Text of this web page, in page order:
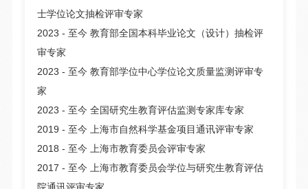
士学位论文抽检评审专家
2023 - 至今 教育部全国本科毕业论文（设计）抽检评
审专家
2023 - 至今 教育部学位中心学位论文质量监测评审专
家
2023 - 至今 全国研究生教育评估监测专家库专家
2019 - 至今 上海市自然科学基金项目通讯评审专家
2018 - 至今 上海市教育委员会评审专家
2017 - 至今 上海市教育委员会学位与研究生教育评估
院通讯评审专家